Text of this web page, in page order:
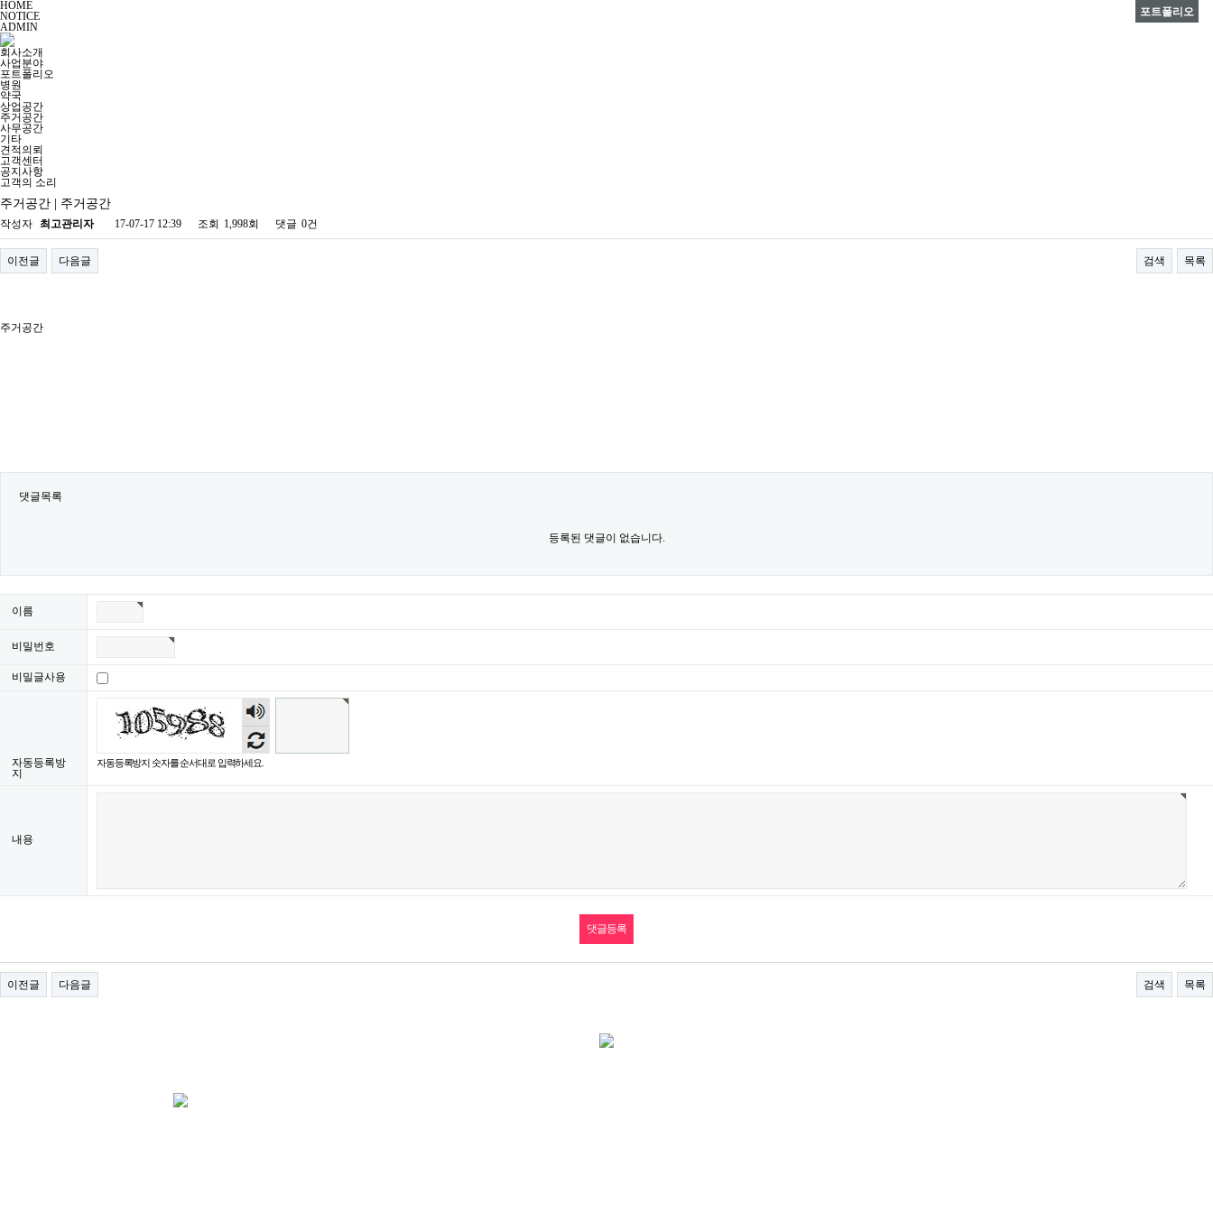
HOME
NOTICE
ADMIN
회사소개
사업분야
포트폴리오
병원
약국
상업공간
주거공간
사무공간
기타
견적의뢰
고객센터
공지사항
고객의 소리
포트폴리오
주거공간 | 주거공간
작성자 최고관리자 17-07-17 12:39 조회 1,998회 댓글 0건
이전글 다음글 검색 목록
주거공간
댓글목록
등록된 댓글이 없습니다.
이름
비밀번호
비밀글사용
자동등록방
지
숫자
음성
듣기
자동등록방지 숫자를 순서대로 입력하세요.
내용
이전글 다음글 검색 목록